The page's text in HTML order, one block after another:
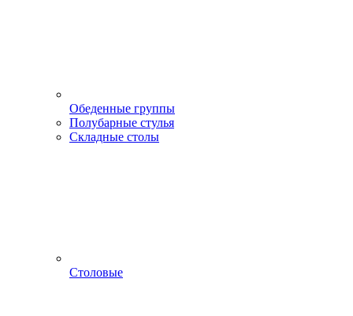
Обеденные группы
Полубарные стулья
Складные столы
Столовые